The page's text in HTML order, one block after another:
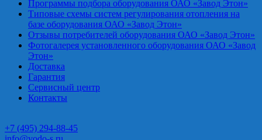
Программы подбора оборудования ОАО «Завод Этон»
Типовые схемы систем регулирования отопления на
базе оборудования ОАО «Завод Этон»
Отзывы потребителей оборудования ОАО «Завод Этон»
Фотогалерея установленного оборудования ОАО «Завод
Этон»
Доставка
Гарантия
Сервисный центр
Контакты
+7 (495) 294-88-45